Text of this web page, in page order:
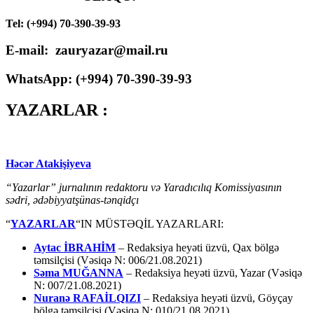
Tel: (+994) 70-390-39-93
E-mail: zauryazar@mail.ru
WhatsApp: (+994) 70-390-39-93
YAZARLAR :
Həcər Atakişiyeva
“Yazarlar” jurnalının redaktoru və Yaradıcılıq Komissiyasının
sədri, ədəbiyyatşünas-tənqidçı
“YAZARLAR“IN MÜSTƏQİL YAZARLARI:
Aytac İBRAHİM – Redaksiya heyəti üzvü, Qax bölgə
təmsilçisi (Vəsiqə N: 006/21.08.2021)
Səma MUĞANNA – Redaksiya heyəti üzvü, Yazar (Vəsiqə
N: 007/21.08.2021)
Nuranə RAFAİLQIZI – Redaksiya heyəti üzvü, Göyçay
bölgə təmsilçisi (Vəsiqə N: 010/21.08.2021)